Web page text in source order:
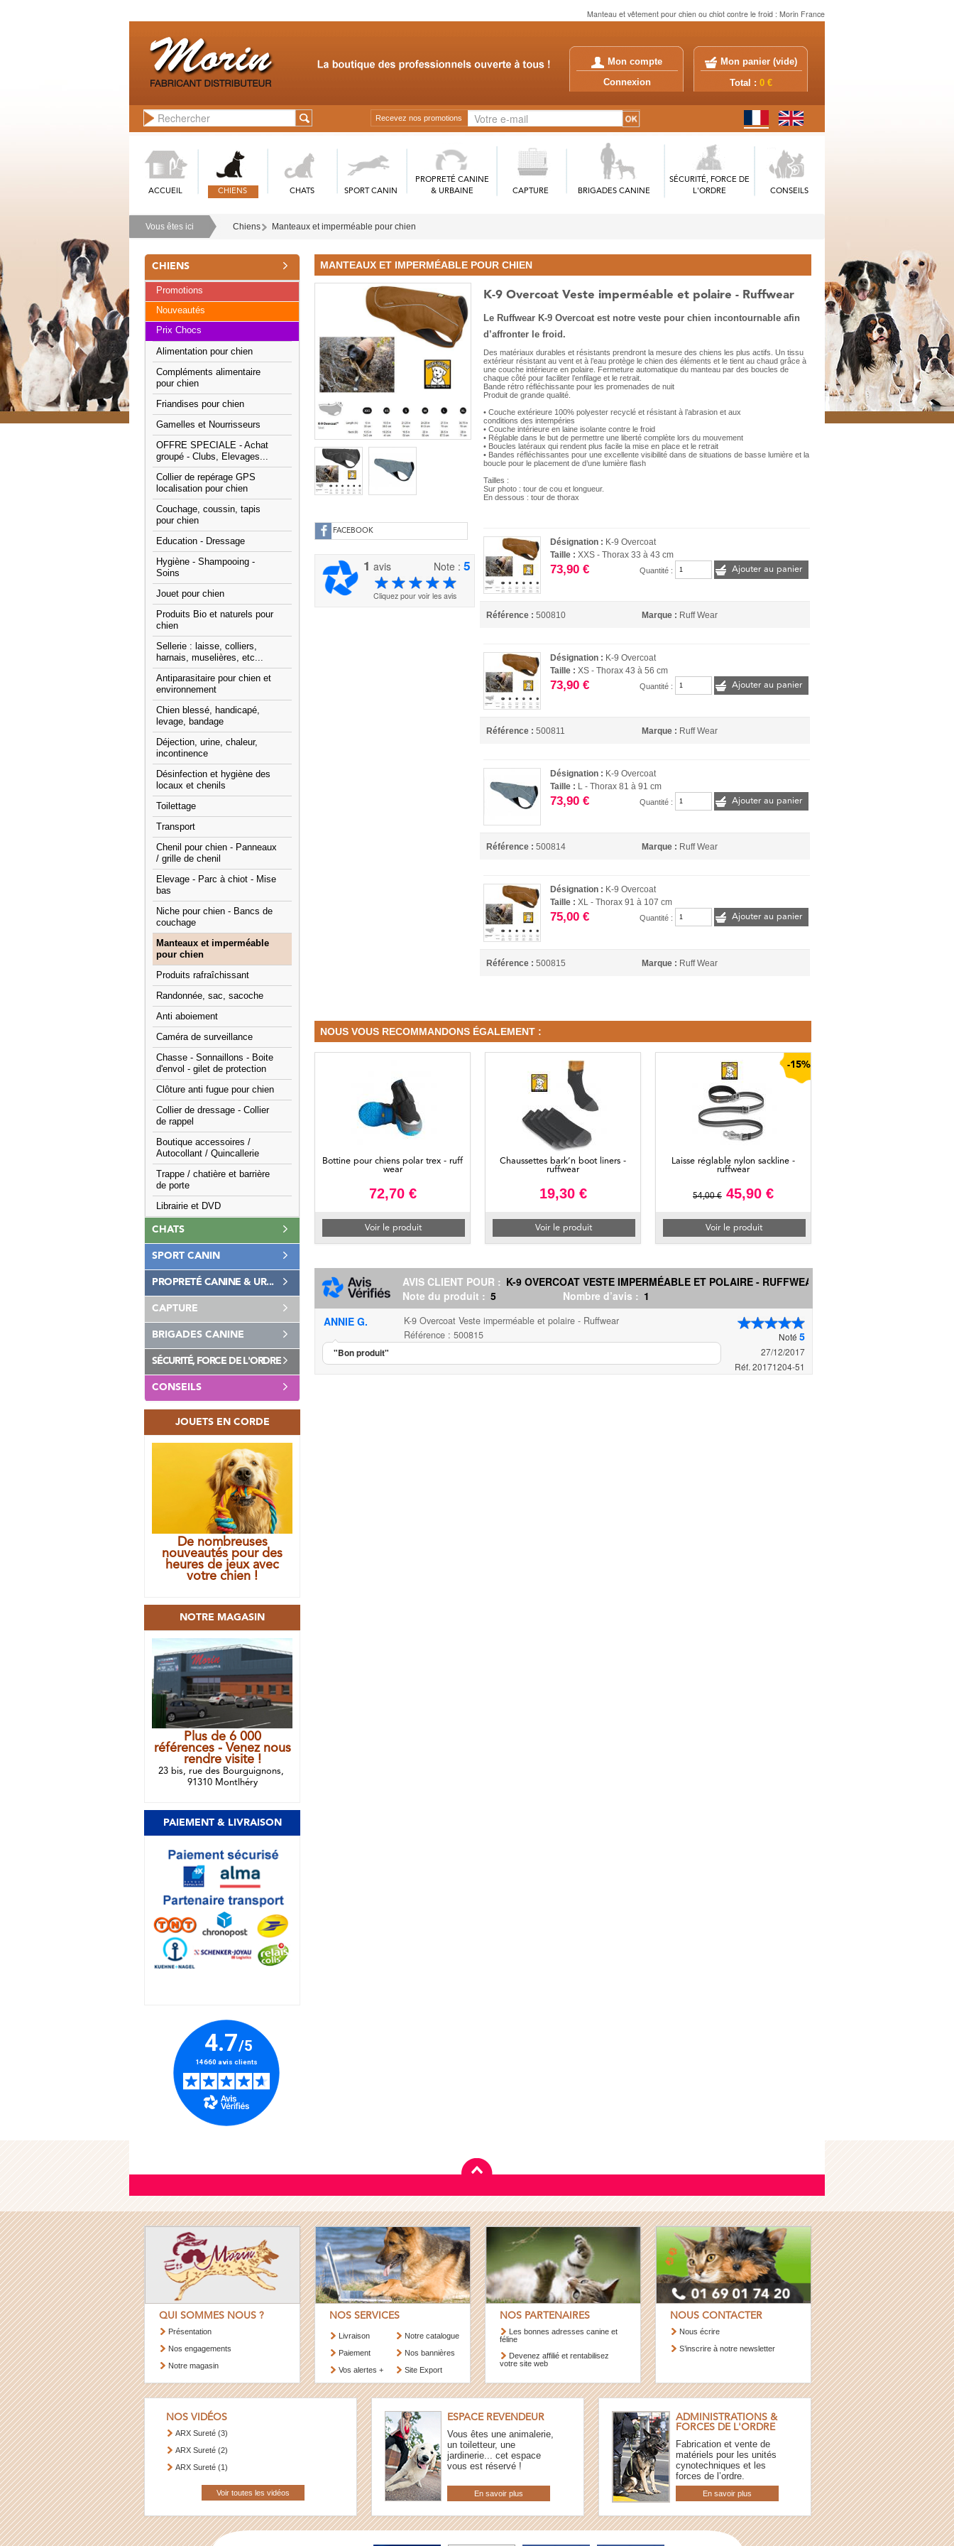
Manteau et vêtement pour chien ou chiot contre le froid : Morin France
Mon compte
Connexion
Mon panier (vide)
Total : 0 €
Recevez nos promotions
ACCUEIL CHIENS CHATS SPORT CANIN
PROPRETÉ CANINE
& URBAINE
CAPTURE BRIGADES CANINE
SÉCURITÉ, FORCE DE
L'ORDRE
CONSEILS
Vous êtes ici Chiens Manteaux et imperméable pour chien
CHIENS
Promotions
Nouveautés
Prix Chocs
Alimentation pour chien
Compléments alimentaire
pour chien
Friandises pour chien
Gamelles et Nourrisseurs
OFFRE SPECIALE - Achat
groupé - Clubs, Elevages...
Collier de repérage GPS
localisation pour chien
Couchage, coussin, tapis
pour chien
Education - Dressage
Hygiène - Shampooing -
Soins
Jouet pour chien
Produits Bio et naturels pour
chien
Sellerie : laisse, colliers,
harnais, muselières, etc...
Antiparasitaire pour chien et
environnement
Chien blessé, handicapé,
levage, bandage
Déjection, urine, chaleur,
incontinence
Désinfection et hygiène des
locaux et chenils
Toilettage
Transport
Chenil pour chien - Panneaux
/ grille de chenil
Elevage - Parc à chiot - Mise
bas
Niche pour chien - Bancs de
couchage
Manteaux et imperméable
pour chien
Produits rafraîchissant
Randonnée, sac, sacoche
Anti aboiement
Caméra de surveillance
Chasse - Sonnaillons - Boite
d'envol - gilet de protection
Clôture anti fugue pour chien
Collier de dressage - Collier
de rappel
Boutique accessoires /
Autocollant / Quincallerie
Trappe / chatière et barrière
de porte
Librairie et DVD
CHATS
SPORT CANIN
PROPRETÉ CANINE & UR...
CAPTURE
BRIGADES CANINE
SÉCURITÉ, FORCE DE L'ORDRE
CONSEILS
JOUETS EN CORDE
De nombreuses
nouveautés pour des
heures de jeux avec
votre chien !
NOTRE MAGASIN
Plus de 6 000
références - Venez nous
rendre visite !
23 bis, rue des Bourguignons,
91310 Montlhéry
PAIEMENT & LIVRAISON
MANTEAUX ET IMPERMÉABLE POUR CHIEN
FACEBOOK
1 avis Note :5
Cliquez pour voir les avis
K-9 Overcoat Veste imperméable et polaire - Ruffwear
Le Ruffwear K-9 Overcoat est notre veste pour chien incontournable afin
d’affronter le froid.
Des matériaux durables et résistants prendront la mesure des chiens les plus actifs. Un tissu
extérieur résistant au vent et à l’eau protège le chien des éléments et le tient au chaud grâce à
une couche intérieure en polaire. Fermeture automatique du manteau par des boucles de
chaque côté pour faciliter l’enfilage et le retrait.
Bande rétro réfléchissante pour les promenades de nuit
Produit de grande qualité.
• Couche extérieure 100% polyester recyclé et résistant à l’abrasion et aux
conditions des intempéries
• Couche intérieure en laine isolante contre le froid
• Réglable dans le but de permettre une liberté complète lors du mouvement
• Boucles latéraux qui rendent plus facile la mise en place et le retrait
• Bandes réfléchissantes pour une excellente visibilité dans de situations de basse lumière et la
boucle pour le placement de d’une lumière flash
Tailles :
Sur photo : tour de cou et longueur.
En dessous : tour de thorax
Désignation : K-9 Overcoat
Taille :XXS - Thorax 33 à 43 cm
73,90 € Quantité : Ajouter au panier
Référence : 500810 Marque : Ruff Wear
Désignation : K-9 Overcoat
Taille :XS - Thorax 43 à 56 cm
73,90 € Quantité : Ajouter au panier
Référence : 500811 Marque : Ruff Wear
Désignation : K-9 Overcoat
Taille : L - Thorax 81 à 91 cm
73,90 € Quantité : Ajouter au panier
Référence : 500814 Marque : Ruff Wear
Désignation : K-9 Overcoat
Taille :XL - Thorax 91 à 107 cm
75,00 € Quantité : Ajouter au panier
Référence : 500815 Marque : Ruff Wear
NOUS VOUS RECOMMANDONS ÉGALEMENT :
Bottine pour chiens polar trex - ruff
wear
72,70 €
Voir le produit
Chaussettes bark’n boot liners -
ruffwear
19,30 €
Voir le produit
-15%
Laisse réglable nylon sackline -
ruffwear
54,00 € 45,90 €
Voir le produit
AVIS CLIENT POUR : K-9 OVERCOAT VESTE IMPERMÉABLE ET POLAIRE - RUFFWEAR
Note du produit : 5 Nombre d’avis : 1
Noté 5
27/12/2017
Réf. 20171204-51
ANNIE G.
K-9 Overcoat Veste imperméable et polaire - Ruffwear
Référence : 500815
"Bon produit"
QUI SOMMES NOUS ?
Présentation
Nos engagements
Notre magasin
NOS SERVICES
Livraison
Paiement
Vos alertes +
Notre catalogue
Nos bannières
Site Export
NOS PARTENAIRES
Les bonnes adresses canine et
féline
Devenez affilié et rentabilisez
votre site web
NOUS CONTACTER
Nous écrire
S’inscrire à notre newsletter
NOS VIDÉOS
ARX Sureté (3)
ARX Sureté (2)
ARX Sureté (1)
Voir toutes les vidéos
ESPACE REVENDEUR
Vous êtes une animalerie,
un toiletteur, une
jardinerie... cet espace
vous est réservé !
En savoir plus
ADMINISTRATIONS &
FORCES DE L'ORDRE
Fabrication et vente de
matériels pour les unités
cynotechniques et les
forces de l’ordre.
En savoir plus